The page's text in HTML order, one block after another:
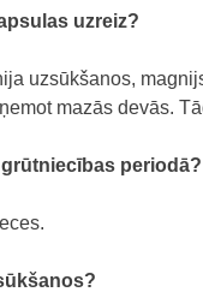
uzreiz?
uzsūkšanos,
mazās devās.
periodā?